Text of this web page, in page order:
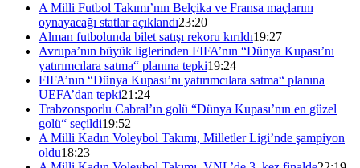
A Milli Futbol Takımı’nın Belçika ve Fransa maçlarını
oynayacağı statlar açıklandı23:20
Alman futbolunda bilet satışı rekoru kırıldı19:27
Avrupa’nın büyük liglerinden FIFA’nın “Dünya Kupası’nı
yatırımcılara satma“ planına tepki19:24
FIFA’nın “Dünya Kupası’nı yatırımcılara satma“ planına
UEFA’dan tepki21:24
Trabzonsporlu Cabral’ın golü “Dünya Kupası’nın en güzel
golü“ seçildi19:52
A Milli Kadın Voleybol Takımı, Milletler Ligi’nde şampiyon
oldu18:23